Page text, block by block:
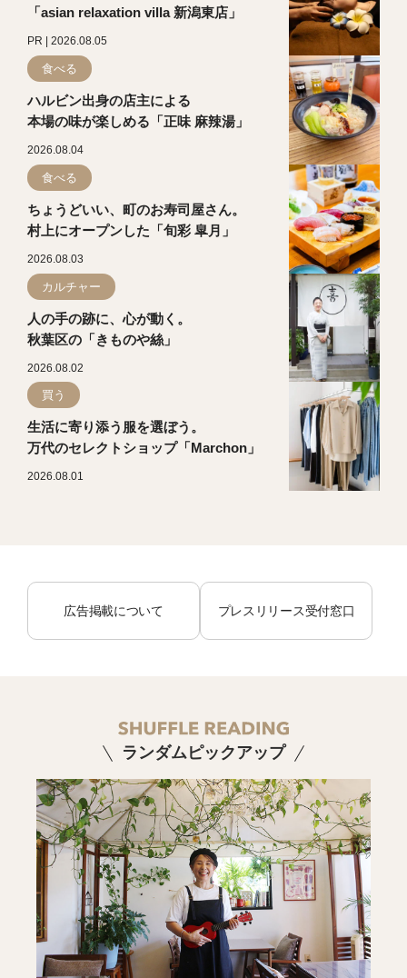
「asian relaxation villa 新潟東店」
PR | 2026.08.05
食べる
ハルビン出身の店主による
本場の味が楽しめる「正味 麻辣湯」
2026.08.04
食べる
ちょうどいい、町のお寿司屋さん。
村上にオープンした「旬彩 皐月」
2026.08.03
カルチャー
人の手の跡に、心が動く。
秋葉区の「きものや絲」
2026.08.02
買う
生活に寄り添う服を選ぼう。
万代のセレクトショップ「Marchon」
2026.08.01
広告掲載について プレスリリース受付窓口
ランダムピックアップ